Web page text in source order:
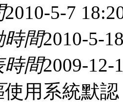
2010-5-7
時間2010-5-
時間2009-12-
使用系統默認